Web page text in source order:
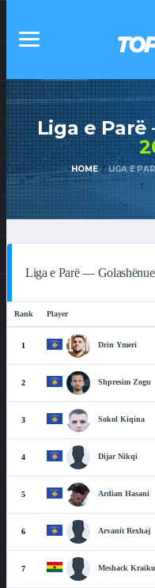
Liga e
HOME LIGA E
Liga e Parë —
Rank Player
1 Drin Ymeri
2 Shpresim Zogu
3 Sokol Kiqina
4 Dijar Nikqi
5 Ardian Hasani
6 Arvanit Rexhaj
7 Meshack Kraiku